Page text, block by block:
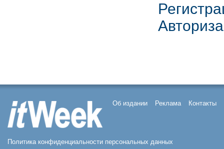
Об издании Реклама Контакты
Политика конфиденциальности персональных данных